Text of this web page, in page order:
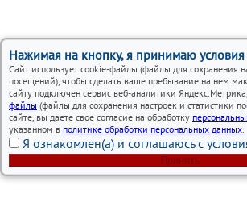
Нажимая на кнопку, я принимаю условия
Сайт использует cookie-файлы (файлы для сохранения
посещений), чтобы сделать ваше пребывание на нем
сайту подключен сервис веб-аналитики
файлы (файлы для сохранения настроек и статистики
сайте, вы даете свое согласие на обработку
указанном в политике обработки персональных данных.
Я ознакомлен(а) и соглашаюсь с
Принять